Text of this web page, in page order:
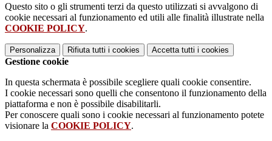
Questo sito o gli strumenti terzi da questo utilizzati si avvalgono di
cookie necessari al funzionamento ed utili alle finalità illustrate nella
COOKIE POLICY.
Personalizza Rifiuta tutti i cookies Accetta tutti i cookies
Gestione cookie
In questa schermata è possibile scegliere quali cookie consentire.
I cookie necessari sono quelli che consentono il funzionamento della
piattaforma e non è possibile disabilitarli.
Per conoscere quali sono i cookie necessari al funzionamento potete
visionare la COOKIE POLICY.